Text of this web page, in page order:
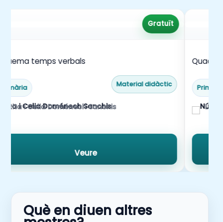
Gratuït
temps verbals
Primària Material didàctic
Rita i Celia Doménech Sanchis
Veure
La
Què en diuen altres